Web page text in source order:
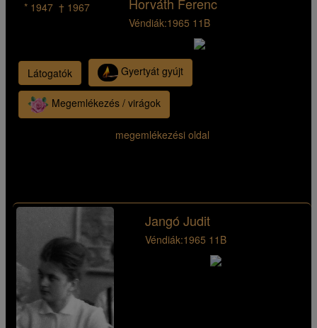
* 1947 † 1967
Véndiák:1965 11B
Látogatók Gyertyát gyújt
Megemlékezés / virágok
megemlékezési oldal
Jangó Judit
Véndiák:1965 11B